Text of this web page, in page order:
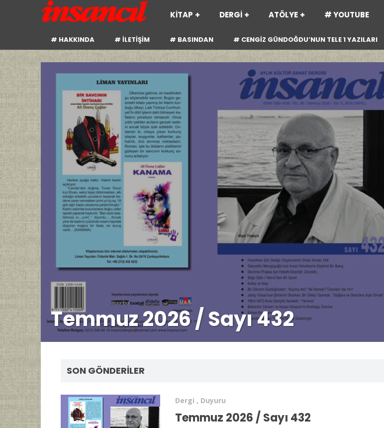
KİTAP DERGİ ATÖLYE # YOUTUBE
# HAKKINDA # İLETİŞİM # BASINDAN # CENGİZ GÜNDOĞDU’NUN TELE 1 YAZILARI
Temmuz 2026 / Sayı 432
SON GÖNDERILER
Dergi , Duyuru
Temmuz 2026 / Sayı 432